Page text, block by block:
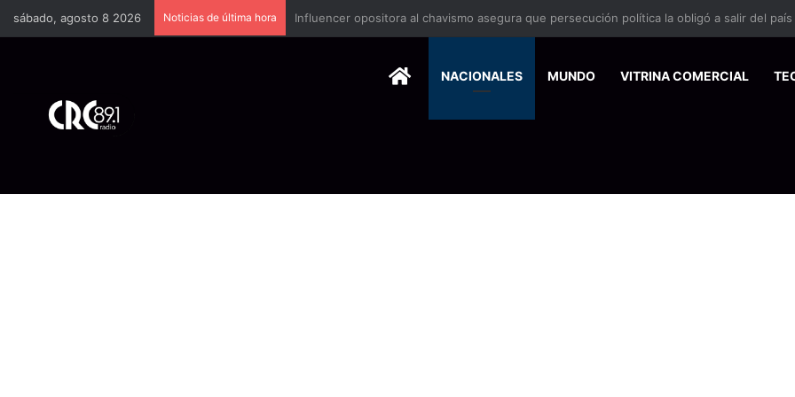
sábado, agosto 8 2026 Noticias de última hora Industria plástica se suma a la economía circular
HOMENACIONALES MUNDO VITRINA COMERCIAL